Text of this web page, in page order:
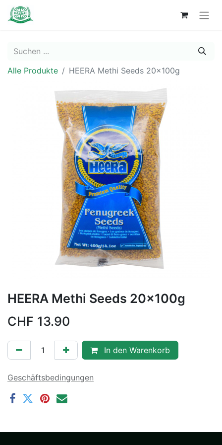
Alle Produkte HEERA Methi Seeds 20x100g
HEERA Methi Seeds 20x100g
CHF 13.90
In den Warenkorb
Geschäftsbedingungen